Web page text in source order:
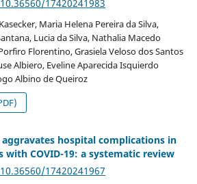
17420241983
Maria Helena Pereira da Silva,
Lucia da Silva, Nathalia Macedo
Florentino, Grasiela Veloso dos Santos
Albiero, Eveline Aparecida Isquierdo
Albino de Queiroz
hospital complications in
with COVID-19: a systematic review
17420241967